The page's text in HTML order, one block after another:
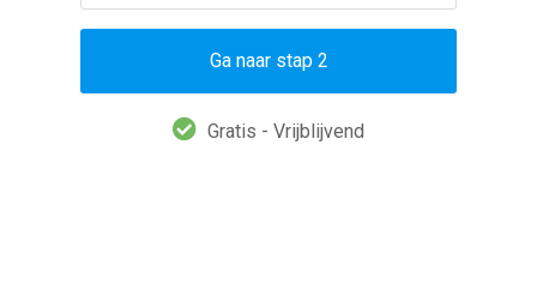
Ga naar stap 2
Gratis - Vrijblijvend